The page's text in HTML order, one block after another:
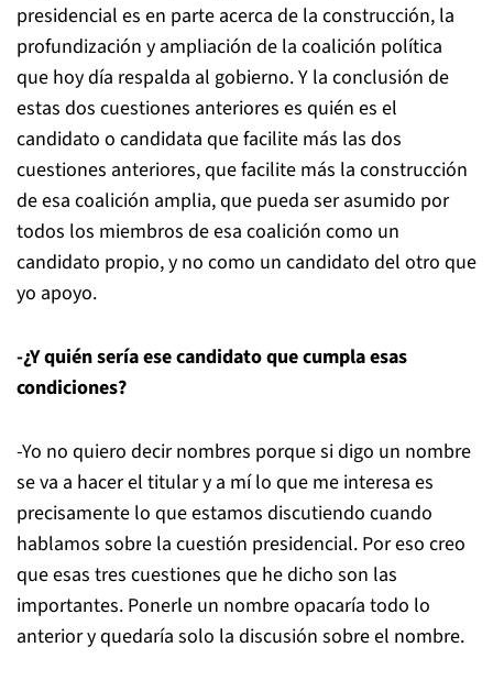
presidencial es en parte acerca de la construcción, la
profundización y ampliación de la coalición política
que hoy día respalda al gobierno. Y la conclusión de
estas dos cuestiones anteriores es quién es el
candidato o candidata que facilite más las dos
cuestiones anteriores, que facilite más la construcción
de esa coalición amplia, que pueda ser asumido por
todos los miembros de esa coalición como un
candidato propio, y no como un candidato del otro que
yo apoyo.
-¿Y quién sería ese candidato que cumpla esas
condiciones?
-Yo no quiero decir nombres porque si digo un nombre
se va a hacer el titular y a mí lo que me interesa es
precisamente lo que estamos discutiendo cuando
hablamos sobre la cuestión presidencial. Por eso creo
que esas tres cuestiones que he dicho son las
importantes. Ponerle un nombre opacaría todo lo
anterior y quedaría solo la discusión sobre el nombre.